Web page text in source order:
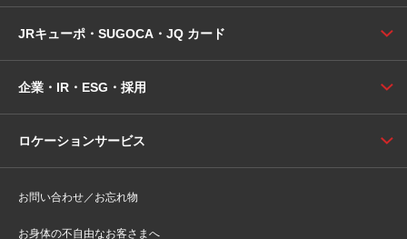
JRキューポ・SUGOCA・JQ カード
企業・IR・ESG・採用
ロケーションサービス
お問い合わせ／お忘れ物
お身体の不自由なお客さまへ